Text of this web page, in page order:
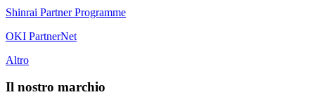
Shinrai Partner Programme
OKI PartnerNet
Altro
Il nostro marchio